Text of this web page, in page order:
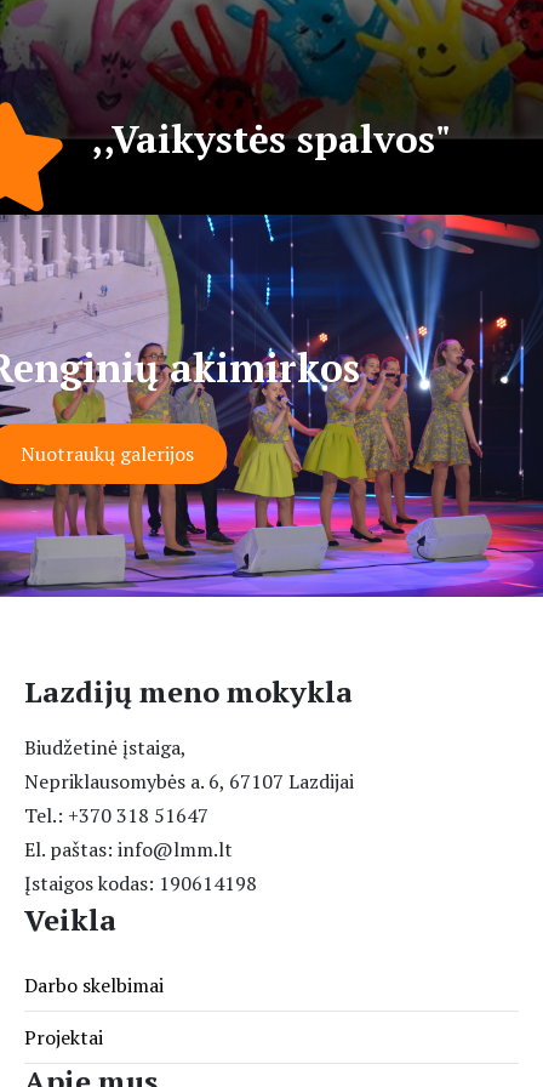
nesuskambančių disonansų,
vedė į priekį muzikos ir meno
jauniems žmonėms, kurie
nežino, ar verta, drąsiai sakau
– tai neįkainojama galimybė
atrasti savyje užslėptų talentų
ir juos išlaisvinti – muzikos
kūrinyje, paveiksle, dainoje...
Nuoširdžiai Jums AČIŪ už
širdy, už tas nuostabias
melodijas, kurios ne tik
pirštuose, bet ir sieloje
,,Vaikystės spalvos"
akimirkos
Nuotraukų galerijos
Lazdijų meno mokykla
Biudžetinė įstaiga,
Nepriklausomybės a. 6, 67107 Lazdijai
Tel.: +370 318 51647
El. paštas: info@lmm.lt
Įstaigos kodas: 190614198
Veikla
Darbo skelbimai
Projektai